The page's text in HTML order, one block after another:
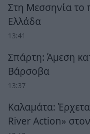
Στη Μεσσηνία
Ελλάδα
13:41
Σπάρτη: Άμεση
Βάρσοβα
13:37
Καλαμάτα:
River Action»